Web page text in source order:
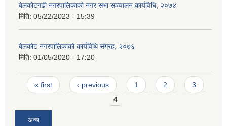
बेलकोटगढी नगरपालिकाको नगर सभा सञ्चालन कार्यविधि, २०७४
मिति: 05/22/2023 - 15:39
बेलकोट नगरपालिकाको कार्यविधि संग्रह, २०७६
मिति: 01/05/2020 - 17:20
Pages
« first ‹ previous 1 2
3
4
अन्य